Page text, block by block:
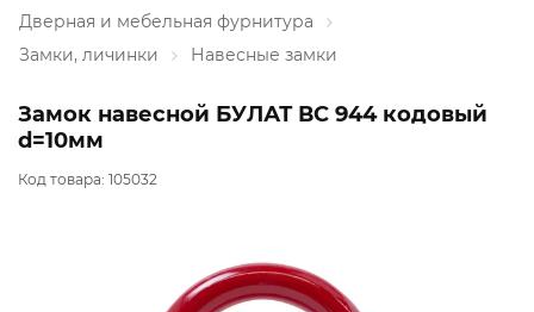
Дверная и мебельная фурнитура
Замки, личинки
Навесные замки
Замок навесной БУЛАТ ВС 944 кодовый
d=10мм
Код товара: 105032